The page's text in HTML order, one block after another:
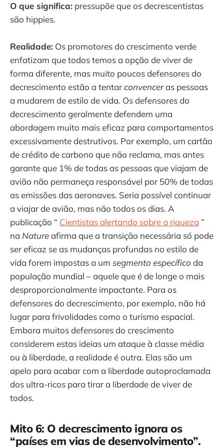
O que significa: pressupõe que os decrescentistas
são hippies.
Realidade: Os promotores do crescimento verde
enfatizam que todos temos a opção de viver de
forma diferente, mas muito poucos defensores do
decrescimento estão a tentarconvenceras pessoas
a mudarem de estilo de vida. Os defensores do
decrescimento geralmente defendem uma
abordagem muito mais eficaz para comportamentos
excessivamente destrutivos. Por exemplo, um cartão
de crédito de carbono que não reclama, mas antes
garante que 1% de todas as pessoas que viajam de
avião não permaneça responsável por 50% de todas
as emissões das aeronaves. Seria possível continuar
a viajar de avião, mas não todos os dias. A
publicação “ Cientistas alertando sobre a riqueza ”
na Natureafirma que a transição necessária só pode
ser eficaz se as mudanças profundas no estilo de
vida forem impostas a um segmento específico da
população mundial – aquele que é de longe o mais
desproporcionalmente impactante. Para os
defensores do decrescimento, por exemplo, não há
lugar para frivolidades como o turismo espacial.
Embora muitos defensores do crescimento
considerem estas ideias um ataque à classe média
ou à liberdade, a realidade é outra. Elas são um
apelo para acabar com a liberdade autoproclamada
dos ultra-ricos para tirar a liberdade de viver de
todos.
Mito 6: O decrescimento ignora os
“países em vias de desenvolvimento”.